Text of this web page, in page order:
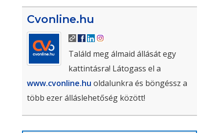
Cvonline.hu
Találd meg álmaid állását egy
kattintásra! Látogass el a
www.cvonline.hu oldalunkra és böngéssz a
több ezer álláslehetőség között!